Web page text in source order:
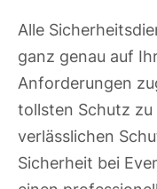
Alle
ganz genau auf
Anforderungen
tollsten Schutz zu
verlässlichen
Sicherheit bei